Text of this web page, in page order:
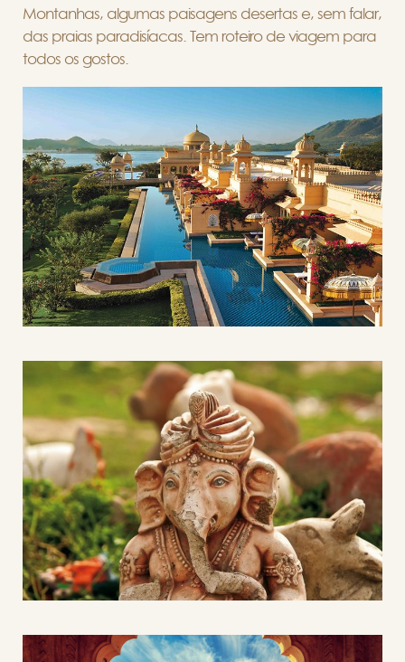
Montanhas, algumas paisagens desertas e, sem falar,
das praias paradisíacas. Tem roteiro de viagem para
todos os gostos.